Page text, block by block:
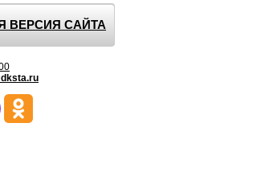
ВЕРСИЯ САЙТА